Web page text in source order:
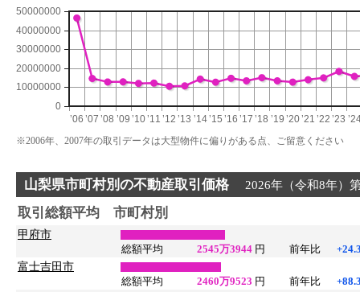
’06 ’07 ’08 ’09 ’10’11 ’12 ’13 ’14’15 ’16 ’17 ’18 ’19 ’20’21 ’22 ’23
0
10000000
20000000
30000000
40000000
50000000
※2006年、2007年の取引データは大型物件に偏りがある点、ご留意ください
山梨県市町村別の不動産取引価格 2026年（令和8年）
取引総額平均 市町村別
甲府市
総額平均
2545万3944 円 前年比
富士吉田市
総額平均
2460万9523 円 前年比